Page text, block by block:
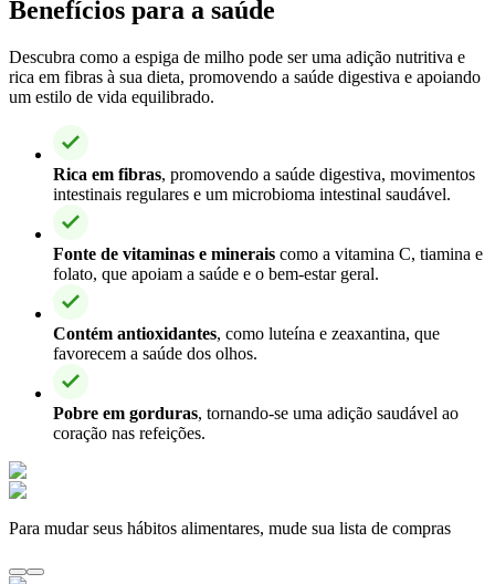
Benefícios para a saúde
Descubra como a espiga de milho pode ser uma adição nutritiva e
rica em fibras à sua dieta, promovendo a saúde digestiva e apoiando
um estilo de vida equilibrado.
Rica em fibras, promovendo a saúde digestiva, movimentos
intestinais regulares e um microbioma intestinal saudável.
Fonte de vitaminas e minerais como a vitamina C, tiamina e
folato, que apoiam a saúde e o bem-estar geral.
Contém antioxidantes, como luteína e zeaxantina, que
favorecem a saúde dos olhos.
Pobre em gorduras, tornando-se uma adição saudável ao
coração nas refeições.
Para mudar seus hábitos alimentares, mude sua lista de compras